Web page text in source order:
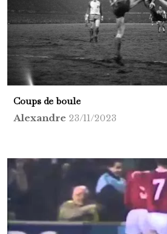
Coups de boule
Alexandre 23/11/2023